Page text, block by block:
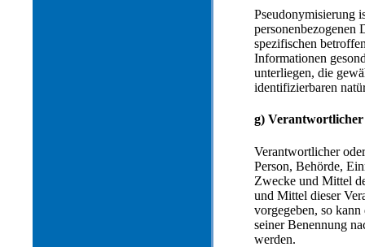
Pseudonymisierung
personenbezogenen
spezifischen
Informationen
unterliegen, die
identifizierbaren
g)
Verantwortlicher
Person, Behörde,
Zwecke und Mittel
und Mittel dieser
vorgegeben, so
seiner Benennung
werden.